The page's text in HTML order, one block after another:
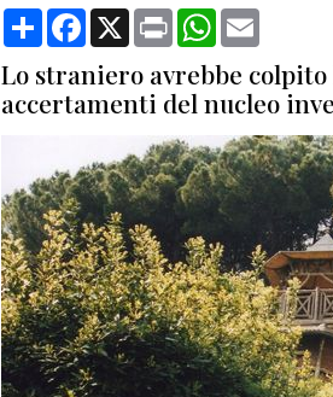
CondividiFacebook
X Print WhatsApp
Lo straniero avrebbe
accertamenti del nucleo